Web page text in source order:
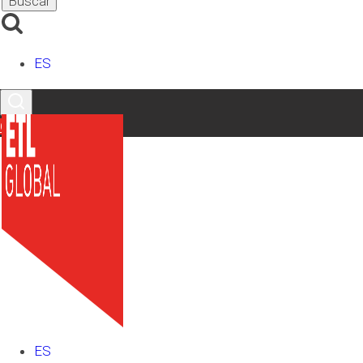
ES
Contacto
ES
Mayo 2022: 548, 566, 581.
registrados, representantes fiscales y receptores
IMPUESTO ESPECIAL SOBRE LA
ELECTRICIDAD
Mayo 2022. Grandes empresas: 560.
Pago fraccionado 2022: 584.
IMPUESTO SOBRE LAS PRIMAS DE
Mayo 2022: 430.